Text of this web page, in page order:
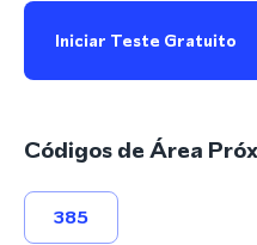
Iniciar Teste Gratuito
Códigos de Área
385